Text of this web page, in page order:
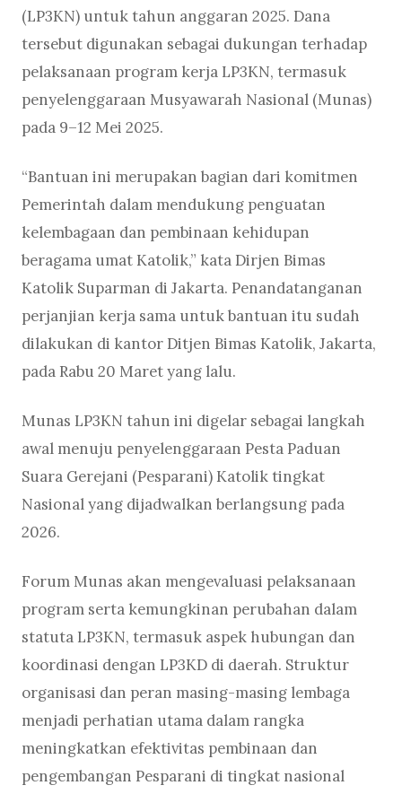
(LP3KN) untuk tahun anggaran 2025. Dana
tersebut digunakan sebagai dukungan terhadap
pelaksanaan program kerja LP3KN, termasuk
penyelenggaraan Musyawarah Nasional (Munas)
pada 9–12 Mei 2025.
“Bantuan ini merupakan bagian dari komitmen
Pemerintah dalam mendukung penguatan
kelembagaan dan pembinaan kehidupan
beragama umat Katolik,” kata Dirjen Bimas
Katolik Suparman di Jakarta. Penandatanganan
perjanjian kerja sama untuk bantuan itu sudah
dilakukan di kantor Ditjen Bimas Katolik, Jakarta,
pada Rabu 20 Maret yang lalu.
Munas LP3KN tahun ini digelar sebagai langkah
awal menuju penyelenggaraan Pesta Paduan
Suara Gerejani (Pesparani) Katolik tingkat
Nasional yang dijadwalkan berlangsung pada
2026.
Forum Munas akan mengevaluasi pelaksanaan
program serta kemungkinan perubahan dalam
statuta LP3KN, termasuk aspek hubungan dan
koordinasi dengan LP3KD di daerah. Struktur
organisasi dan peran masing-masing lembaga
menjadi perhatian utama dalam rangka
meningkatkan efektivitas pembinaan dan
pengembangan Pesparani di tingkat nasional